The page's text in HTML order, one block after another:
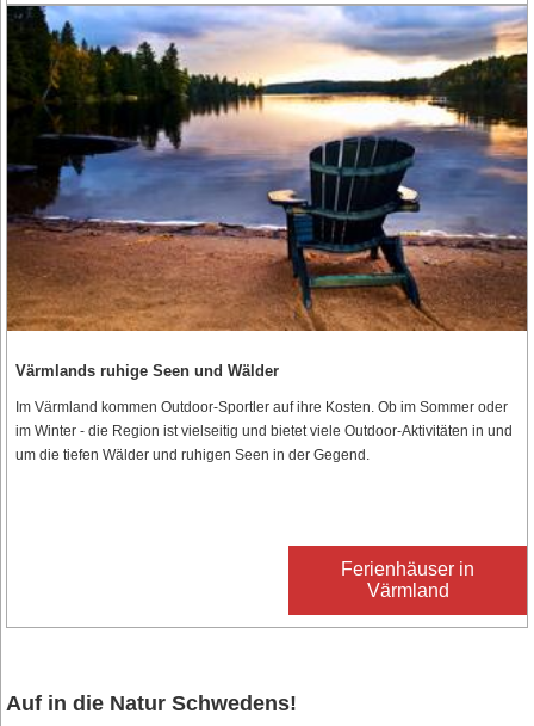
Värmlands ruhige Seen und Wälder
Im Värmland kommen Outdoor-Sportler auf ihre Kosten. Ob im Sommer oder
im Winter - die Region ist vielseitig und bietet viele Outdoor-Aktivitäten in und
um die tiefen Wälder und ruhigen Seen in der Gegend.
Ferienhäuser in
Värmland
Auf in die Natur Schwedens!